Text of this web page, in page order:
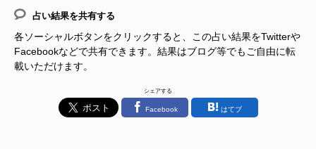
占い結果を共有する
各ソーシャルボタンをクリックすると、この占い結果をTwitterや
Facebookなどで共有できます。結果はブログ等でもご自由に転
載いただけます。
シェアする
Facebook はてブ